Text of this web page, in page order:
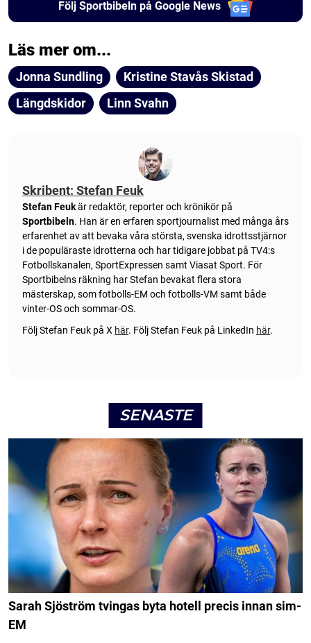
Följ Sportbibeln på Google News
Läs mer om...
Jonna Sundling
Kristine Stavås Skistad
Längdskidor
Linn Svahn
Skribent: Stefan Feuk
Stefan Feukär redaktör, reporter och krönikör på
Sportbibeln. Han är en erfaren sportjournalist med många års
erfarenhet av att bevaka våra största, svenska idrottsstjärnor
i de populäraste idrotterna och har tidigare jobbat på TV4:s
Fotbollskanalen, SportExpressen samt Viasat Sport. För
Sportbibelns räkning har Stefan bevakat flera stora
mästerskap, som fotbolls-EM och fotbolls-VM samt både
vinter-OS och sommar-OS.
Följ Stefan Feuk på X här. Följ Stefan Feuk på LinkedIn här.
SENASTE
Sarah Sjöström tvingas byta hotell precis innan sim-
EM